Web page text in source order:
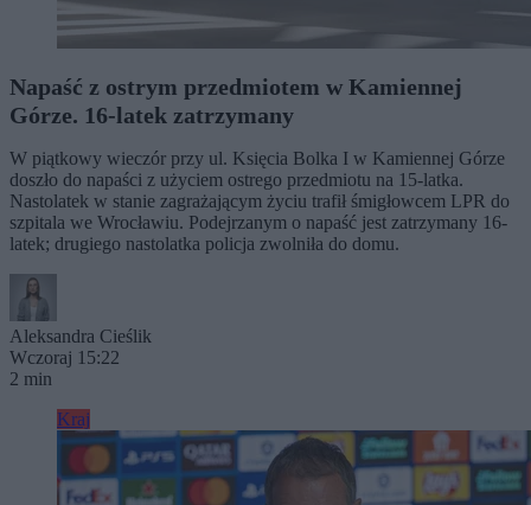
Napaść z ostrym przedmiotem w Kamiennej
Górze. 16-latek zatrzymany
W piątkowy wieczór przy ul. Księcia Bolka I w Kamiennej Górze
doszło do napaści z użyciem ostrego przedmiotu na 15-latka.
Nastolatek w stanie zagrażającym życiu trafił śmigłowcem LPR do
szpitala we Wrocławiu. Podejrzanym o napaść jest zatrzymany 16-
latek; drugiego nastolatka policja zwolniła do domu.
Aleksandra Cieślik
Wczoraj 15:22
2 min
Kraj